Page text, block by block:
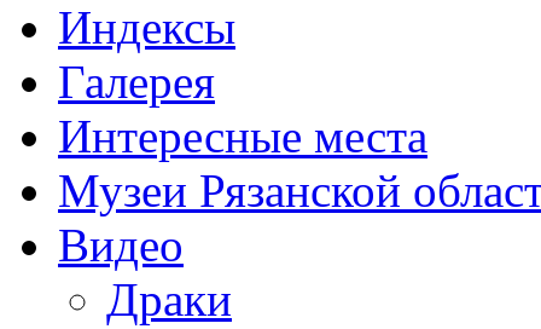
Индексы
Галерея
Интересные места
Музеи Рязанской
Видео
Драки